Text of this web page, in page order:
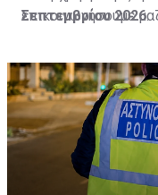
Σεπτεμβρίου 2026.
επικοινωνήσουμε
Τα βιογραφικά θα
την ολοκλήρωση
αποστολής τους.